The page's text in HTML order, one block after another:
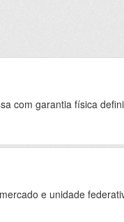
com garantia física
e unidade